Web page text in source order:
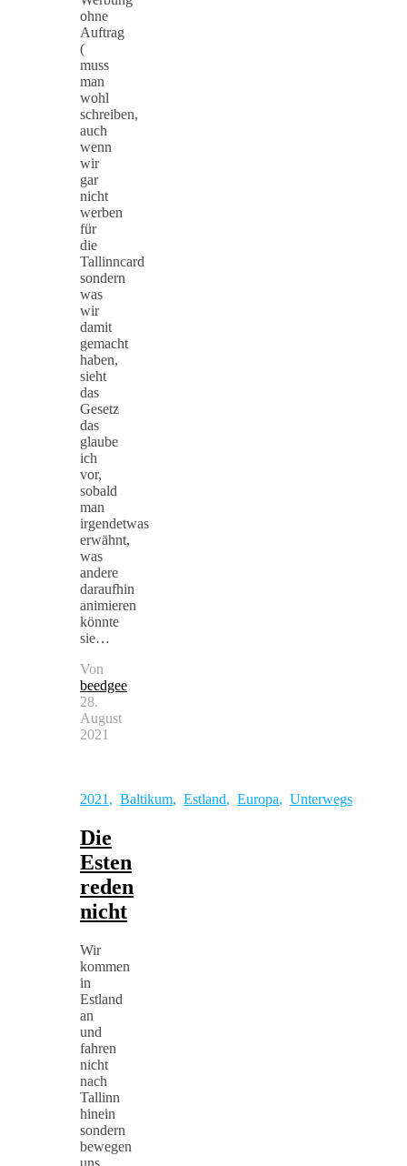
ohne
Auftrag
(
muss
man
wohl
schreiben,
auch
wenn
wir
gar
nicht
werben
für
die
Tallinncard
sondern
was
wir
damit
gemacht
haben,
sieht
das
Gesetz
das
glaube
ich
vor,
sobald
man
irgendetwas
erwähnt,
was
andere
daraufhin
animieren
könnte
sie…
Von
beedgee
28.
August
2021
2021 , Baltikum, Estland, Europa, Unterwegs
Die
Esten
reden
nicht
Wir
kommen
in
Estland
an
und
fahren
nicht
nach
Tallinn
hinein
sondern
bewegen
uns